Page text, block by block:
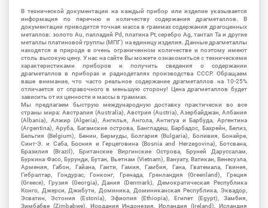
В технической документации на каждый прибор или изделие указывается
информация по перечню и количеству содержания драгметаллов. В
документации приводится точная масса в граммах содержания драгоценных
металлов: золото Au, палладий Pd, платина Pt, серебро Ag, тантал Ta и другие
металлы платиновой группы (МПГ) на единицу изделия. Данные драгметаллы
находятся в природе в очень ограниченном количестве и поэтому имеют
столь высокую цену. У нас на сайте Вы можете ознакомиться с техническими
характеристиками приборов и получить сведения о содержании
драгметаллов в приборах и радиодеталях производства СССР. Обращаем
ваше внимание, что часто реальное содержание драгметаллов на 10-25%
отличается от справочного в меньшую сторону! Цена драгметаллов будет
зависить от их ценности и массы в граммах.
Мы предлагаем быструю международную доставку практически во все
страны мира: Австралия (Australia), Австрия (Austria), Азербайджан, Албания
(Albania), Алжир (Algeria), Ангилья, Ангола, Антигуа и Барбуда, Аргентина
(Argentina), Аруба, Багамские острова, Бангладеш, Барбадос, Бахрейн, Белиз,
Бельгия (Belgium), Бенин, Бермуды, Болгария (Bulgaria), Боливия, Бонайре,
Синт-Э. и Саба, Босния и Герцеговина (Bosnia and Herzegovina), Ботсвана,
Бразилия (Brazil), Британские Виргинские Острова, Бруней Даруссалам,
Буркина Фасо, Бурунди, Бутан, Вьетнам (Vietnam), Вануату, Ватикан, Венесуэла,
Армения, Габон, Гайана, Гаити, Гамия, Гамбия, Гана, Гватемала, Гвинея,
Гибралтар, Гондурас, Гонконг, Гренада, Гренландия (Greenland), Греция
(Greece), Грузия (Georgia), Дания (Denmark), Демократическая Республика
Конго, Джерси, Джибути, Доминика, Доминиканская Республика, Эквадор,
Эсватин, Эстония (Estonia), Эфиопия (Ethiopia), Египет (Egypt), Замбия,
Зимбабве (Zimbabwe), Иордания Индонезия, Ирландия (Ireland), Исландия